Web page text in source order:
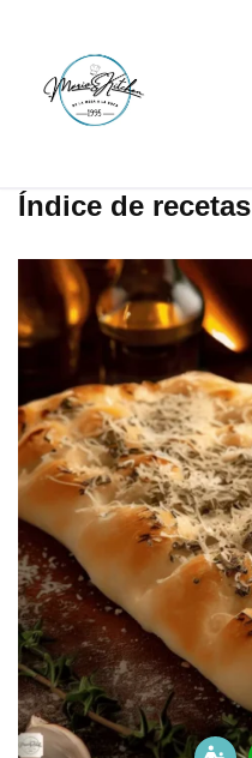
Saltar
contenido
Índice de recetas